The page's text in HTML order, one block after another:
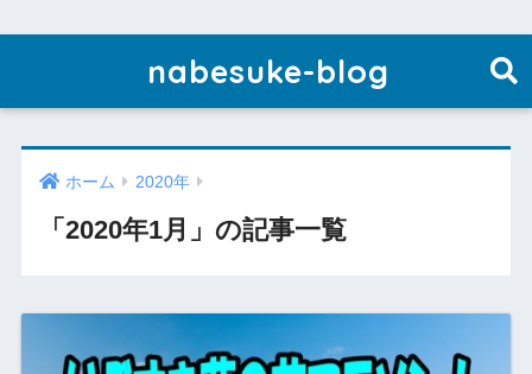
nabesuke-blog
ホーム 2020年
「2020年1月」の記事一覧